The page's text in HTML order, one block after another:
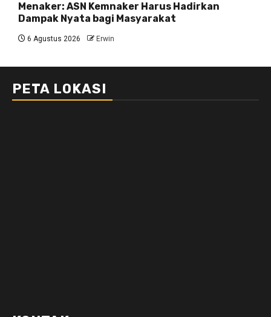
Menaker: ASN Kemnaker Harus Hadirkan
Dampak Nyata bagi Masyarakat
6 Agustus 2026 Erwin
PETA LOKASI